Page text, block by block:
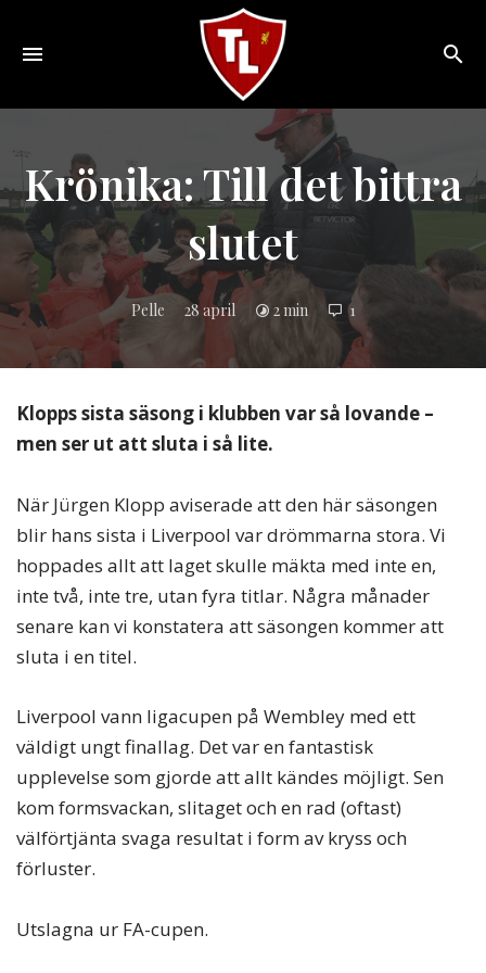
Sveriges
online
magazine!
Krönika: Till det bittra
slutet
Pelle 28 april 2 min 1
Klopps sista säsong i klubben var så lovande –
men ser ut att sluta i så lite.
När Jürgen Klopp aviserade att den här säsongen
blir hans sista i Liverpool var drömmarna stora. Vi
hoppades allt att laget skulle mäkta med inte en,
inte två, inte tre, utan fyra titlar. Några månader
senare kan vi konstatera att säsongen kommer att
sluta i en titel.
Liverpool vann ligacupen på Wembley med ett
väldigt ungt finallag. Det var en fantastisk
upplevelse som gjorde att allt kändes möjligt. Sen
kom formsvackan, slitaget och en rad (oftast)
välförtjänta svaga resultat i form av kryss och
förluster.
Utslagna ur FA-cupen.